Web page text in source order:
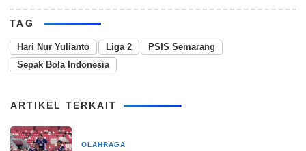
TAG
Hari Nur Yulianto Liga 2
PSIS Semarang
Sepak Bola Indonesia
ARTIKEL TERKAIT
OLAHRAGA